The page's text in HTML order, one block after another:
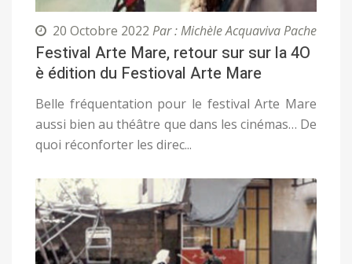
20 Octobre 2022 Par : Michèle Acquaviva Pache
Festival Arte Mare, retour sur sur la 4O
è édition du Festioval Arte Mare
Belle fréquentation pour le festival Arte Mare
aussi bien au théâtre que dans les cinémas… De
quoi réconforter les direc...